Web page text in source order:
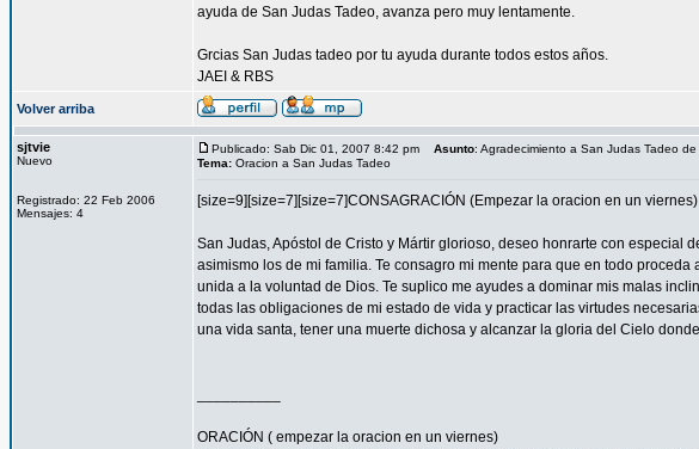
ayuda de San Judas Tadeo, avanza pero muy lentamente.
Grcias San Judas tadeo por tu ayuda durante todos estos años.
JAEI & RBS
Volver arriba
sjtvie
Nuevo
Registrado: 22 Feb 2006
Mensajes: 4
Publicado: Sab Dic 01, 2007 8:42 pm Asunto: Agradecimiento a San Judas Tadeo de
Tema: Oracion a San Judas Tadeo
[size=9][size=7][size=7]CONSAGRACIÓN (Empezar la oracion en un viernes)
San Judas, Apóstol de Cristo y Mártir glorioso, deseo honrarte con especial
asimismo los de mi familia. Te consagro mi mente para que en todo
unida a la voluntad de Dios. Te suplico me ayudes a dominar mis malas
todas las obligaciones de mi estado de vida y practicar las virtudes
una vida santa, tener una muerte dichosa y alcanzar la gloria del Cielo
ORACIÓN ( empezar la oracion en un viernes)